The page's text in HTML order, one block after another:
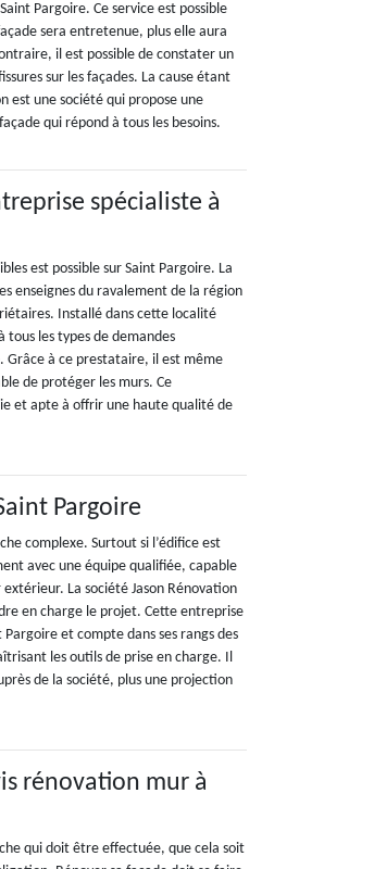
Pargoire. Ce service est possible
sera entretenue, plus elle aura
il est possible de constater un
sur les façades. La cause étant
est une société qui propose une
qui répond à tous les besoins.
spécialiste à
est possible sur Saint Pargoire. La
enseignes du ravalement de la région
Installé dans cette localité
tous les types de demandes
Grâce à ce prestataire, il est même
de protéger les murs. Ce
et apte à offrir une haute qualité de
Pargoire
complexe. Surtout si l’édifice est
avec une équipe qualifiée, capable
La société Jason Rénovation
en charge le projet. Cette entreprise
et compte dans ses rangs des
les outils de prise en charge. Il
de la société, plus une projection
rénovation mur à
qui doit être effectuée, que cela soit